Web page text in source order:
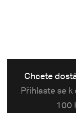
Chcete
Přihlaste se k
100